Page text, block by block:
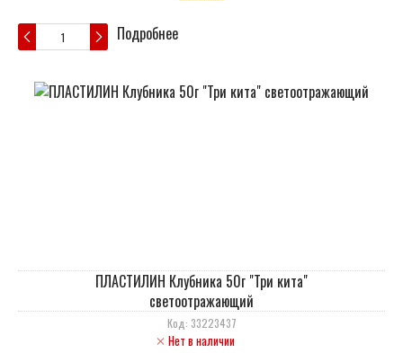
Подробнее
ПЛАСТИЛИН Клубника 50г "Три кита"
светоотражающий
Код: 33223437
Нет в наличии